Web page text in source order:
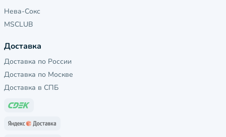
Нева-Сокс
MSCLUB
Доставка
Доставка по России
Доставка по Москве
Доставка в СПБ